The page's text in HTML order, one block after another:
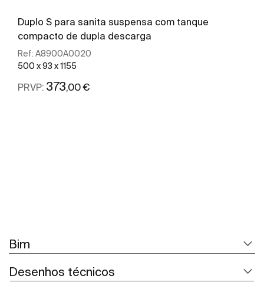
Duplo S para sanita suspensa com tanque
compacto de dupla descarga
Ref: A8900A0020
500 x 93 x 1155
PRVP: 373,00 €
Bim
Desenhos técnicos